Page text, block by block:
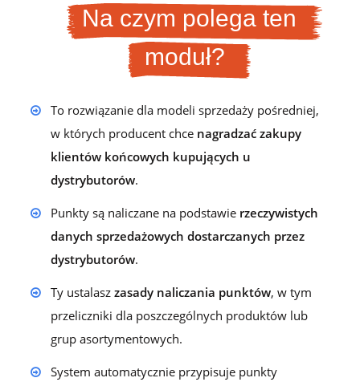
Na czym polega ten
moduł?
To rozwiązanie dla modeli sprzedaży pośredniej,
w których producent chce nagradzać zakupy
klientów końcowych kupujących u
dystrybutorów.
Punkty są naliczane na podstawie rzeczywistych
danych sprzedażowych dostarczanych przez
dystrybutorów.
Ty ustalasz zasady naliczania punktów, w tym
przeliczniki dla poszczególnych produktów lub
grup asortymentowych.
System automatycznie przypisuje punkty